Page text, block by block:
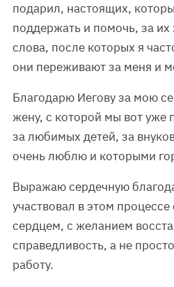
подарил, настоящих,
поддержать и помочь, за их
слова, после которых я
они переживают за меня и
Благодарю Иегову за мою
жену, с которой мы вот уже
за любимых детей, за
очень люблю и которыми
Выражаю сердечную
участвовал в этом
сердцем, с желанием
справедливость, а не
работу.